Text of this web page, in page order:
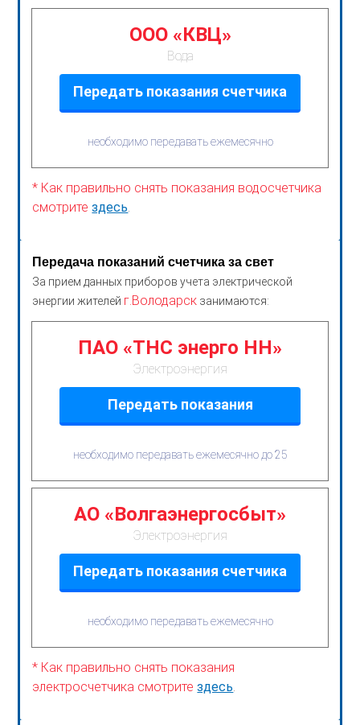
ООО «КВЦ»
Вода
Передать показания счетчика
необходимо передавать ежемесячно
* Как правильно снять показания водосчетчика
смотритездесь
Передача показаний счетчика за свет
За прием данных приборов учета электрической
энергии жителей г.Володарск занимаются:
ПАО «ТНС энерго НН»
Электроэнергия
Передать показания
необходимо передавать ежемесячно до 25
АО «Волгаэнергосбыт»
Электроэнергия
Передать показания счетчика
необходимо передавать ежемесячно
* Как правильно снять показания
электросчетчика смотритездесь